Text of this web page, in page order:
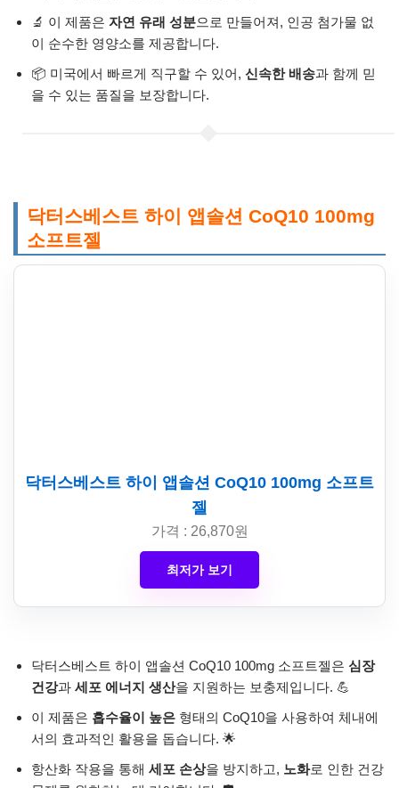
🔬 이 제품은 자연 유래 성분으로 만들어져, 인공 첨가물 없
이 순수한 영양소를 제공합니다.
📦 미국에서 빠르게 직구할 수 있어, 신속한 배송과 함께 믿
을 수 있는 품질을 보장합니다.
닥터스베스트 하이 앱솔션 CoQ10 100mg
소프트젤
닥터스베스트 하이 앱솔션 CoQ10 100mg 소프트
젤
가격 : 26,870원
최저가 보기
닥터스베스트 하이 앱솔션 CoQ10 100mg 소프트젤은 심장
건강과 세포 에너지 생산을 지원하는 보충제입니다. 💪
이 제품은 흡수율이 높은 형태의 CoQ10을 사용하여 체내에
서의 효과적인 활용을 돕습니다. 🌟
항산화 작용을 통해 세포 손상을 방지하고, 노화로 인한 건강